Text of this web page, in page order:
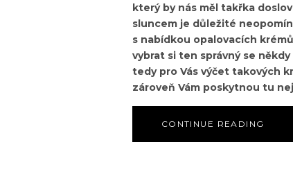
který by nás měl takřka
sluncem je důležité
s nabídkou opalovacích
vybrat si ten správný se
tedy pro Vás výčet takových
zároveň Vám poskytnou tu
CONTINUE READING